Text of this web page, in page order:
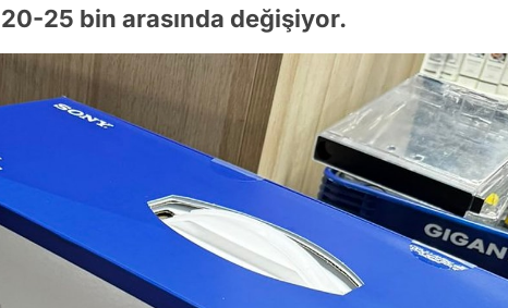
25 bin arasında değişiyor.